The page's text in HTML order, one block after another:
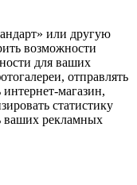
или другую
возможности
для ваших
отправлять
магазин,
статистику
ваших рекламных